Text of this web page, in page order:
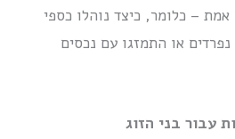
– כלומר, כיצד נוהלו כספי
או התמזגו עם נכסים
עבור בני הזוג